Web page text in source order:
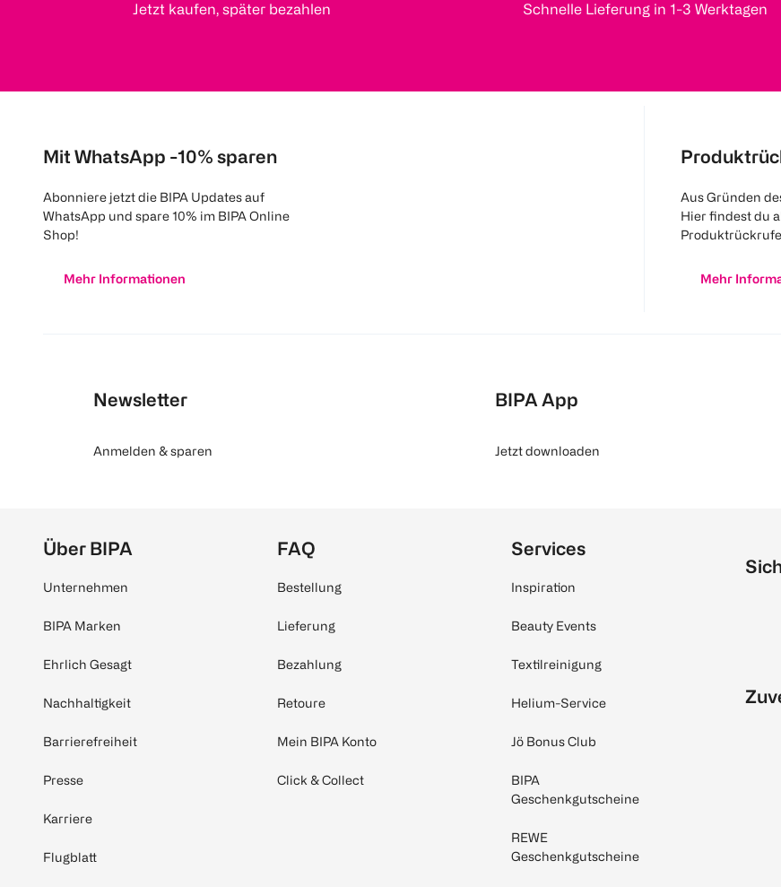
Jetzt kaufen, später bezahlen Schnelle Lieferung in 1-3 Werktagen
Mit WhatsApp -10% sparen
Abonniere jetzt die BIPA Updates auf
WhatsApp und spare 10% im BIPA Online
Shop!
Mehr Informationen
Aus Gründen
Hier findest du
Mehr
Newsletter
Anmelden & sparen
BIPA App
Jetzt downloaden
Über BIPA
Unternehmen
BIPA Marken
Ehrlich Gesagt
Nachhaltigkeit
Barrierefreiheit
Presse
Karriere
Flugblatt
FAQ
Bestellung
Lieferung
Bezahlung
Retoure
Mein BIPA Konto
Click & Collect
Services
Inspiration
Beauty Events
Textilreinigung
Helium-Service
Jö Bonus Club
BIPA
Geschenkgutscheine
REWE
Geschenkgutscheine